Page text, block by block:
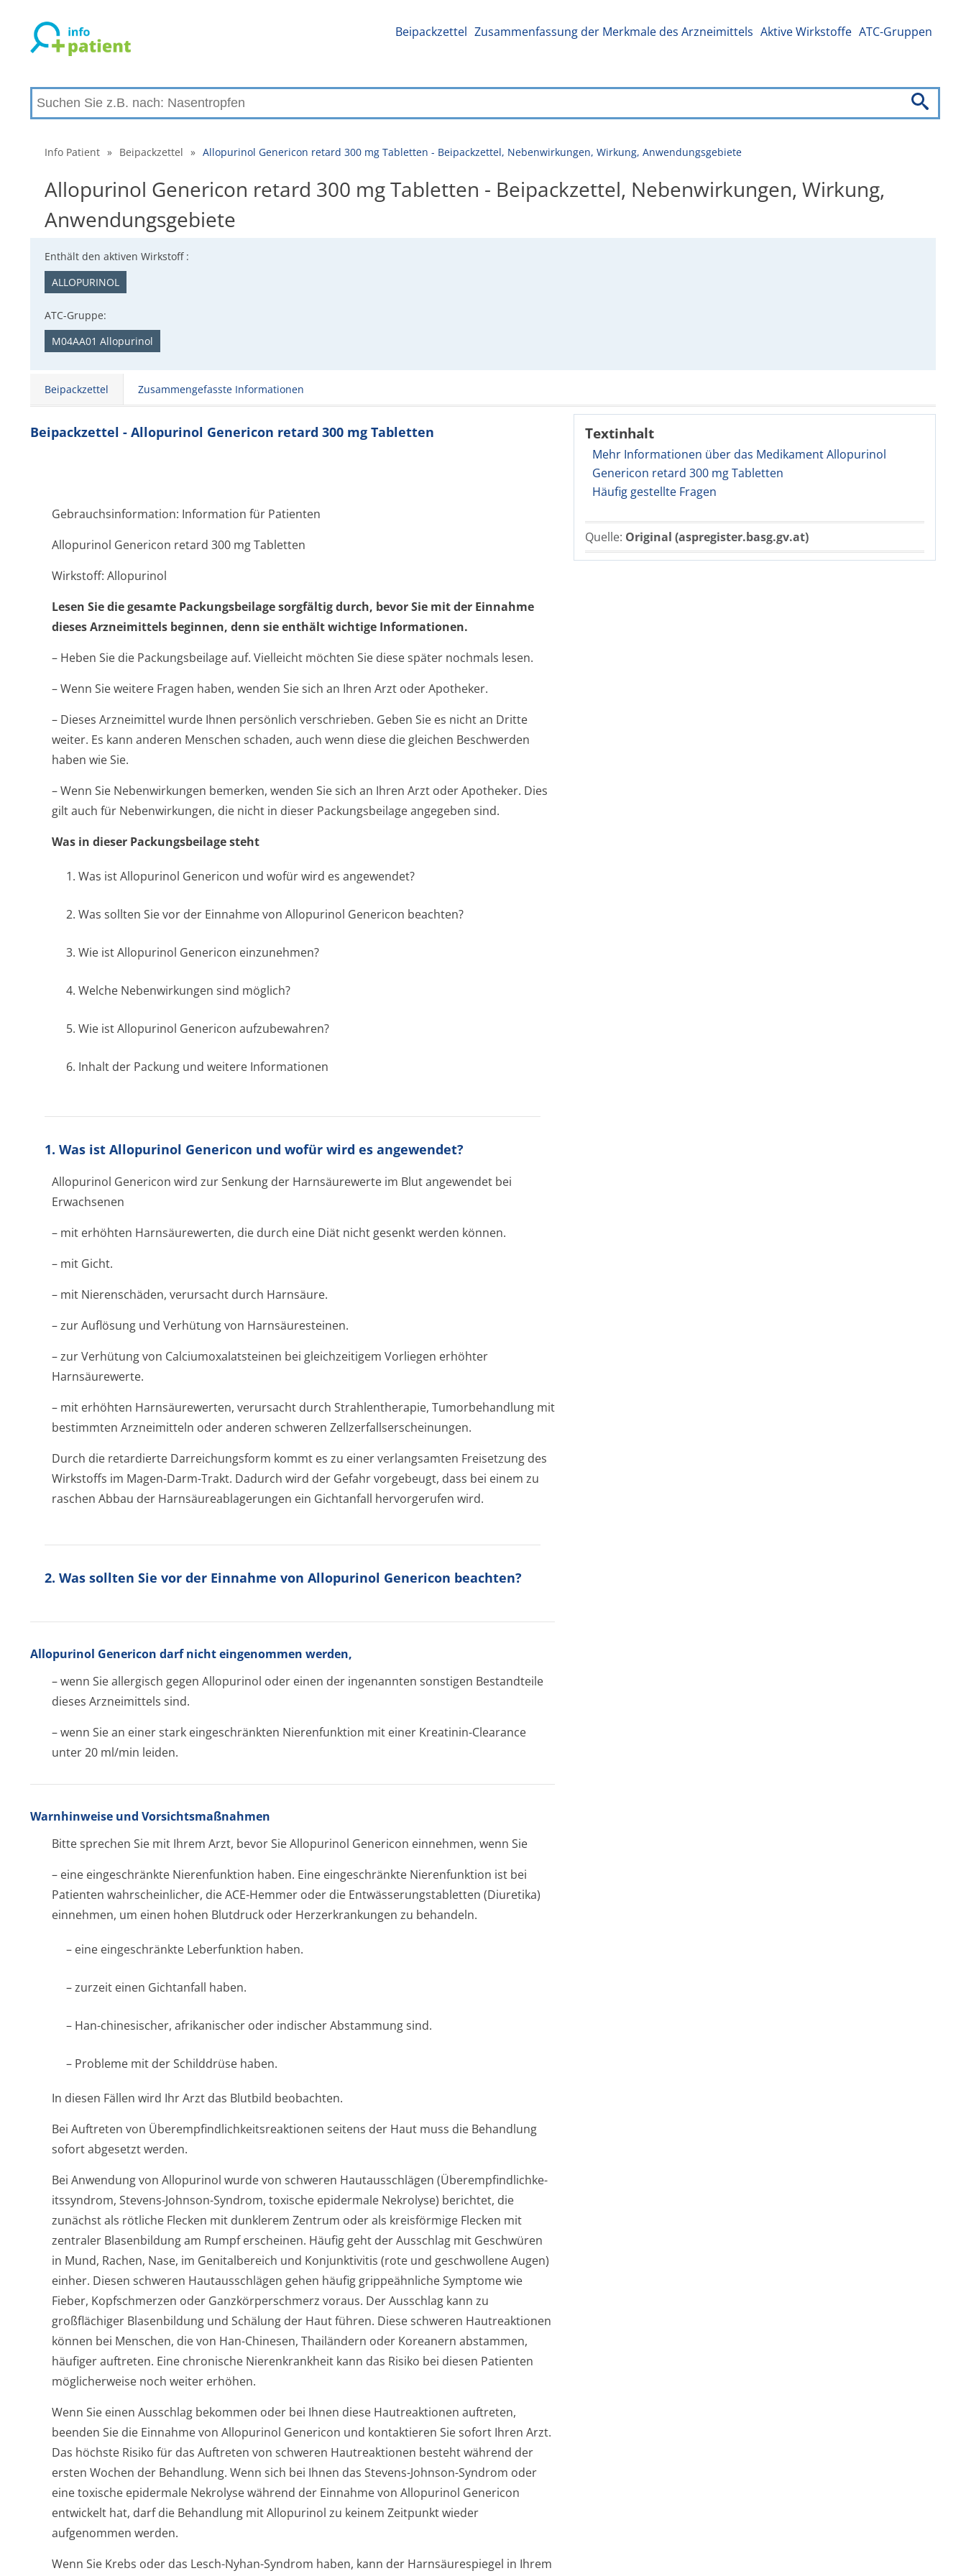
Beipackzettel Zusammenfassung der Merkmale des Arzneimittels Aktive Wirkstoffe ATC-Gruppen
Info Patient » Beipackzettel » Allopurinol Genericon retard 300 mg Tabletten - Beipackzettel, Nebenwirkungen, Wirkung, Anwendungsgebiete
Allopurinol Genericon retard 300 mg Tabletten - Beipackzettel, Nebenwirkungen, Wirkung,
Anwendungsgebiete
Enthält den aktiven Wirkstoff :
ALLOPURINOL
ATC-Gruppe:
M04AA01 Allopurinol
Beipackzettel Zusammengefasste Informationen
Textinhalt
Mehr Informationen über das Medikament Allopurinol
Genericon retard 300 mg Tabletten
Häufig gestellte Fragen
Quelle: Original (aspregister.basg.gv.at)
Beipackzettel - Allopurinol Genericon retard 300 mg Tabletten
Gebrauchsinformation: Information für Patienten
Allopurinol Genericon retard 300 mg Tabletten
Wirkstoff: Allopurinol
Lesen Sie die gesamte Packungsbeilage sorgfältig durch, bevor Sie mit der Einnahme
dieses Arzneimittels beginnen, denn sie enthält wichtige Informationen.
– Heben Sie die Packungsbeilage auf. Vielleicht möchten Sie diese später nochmals lesen.
– Wenn Sie weitere Fragen haben, wenden Sie sich an Ihren Arzt oder Apotheker.
– Dieses Arzneimittel wurde Ihnen persönlich verschrieben. Geben Sie es nicht an Dritte
weiter. Es kann anderen Menschen schaden, auch wenn diese die gleichen Beschwerden
haben wie Sie.
– Wenn Sie Nebenwirkungen bemerken, wenden Sie sich an Ihren Arzt oder Apotheker. Dies
gilt auch für Nebenwirkungen, die nicht in dieser Packungsbeilage angegeben sind.
Was in dieser Packungsbeilage steht
1. Was ist Allopurinol Genericon und wofür wird es angewendet?
2. Was sollten Sie vor der Einnahme von Allopurinol Genericon beachten?
3. Wie ist Allopurinol Genericon einzunehmen?
4. Welche Nebenwirkungen sind möglich?
5. Wie ist Allopurinol Genericon aufzubewahren?
6. Inhalt der Packung und weitere Informationen
1. Was ist Allopurinol Genericon und wofür wird es angewendet?
Allopurinol Genericon wird zur Senkung der Harnsäurewerte im Blut angewendet bei
Erwachsenen
– mit erhöhten Harnsäurewerten, die durch eine Diät nicht gesenkt werden können.
– mit Gicht.
– mit Nierenschäden, verursacht durch Harnsäure.
– zur Auflösung und Verhütung von Harnsäuresteinen.
– zur Verhütung von Calciumoxalat­steinen bei gleichzeitigem Vorliegen erhöhter
Harnsäurewerte.
– mit erhöhten Harnsäurewerten, verursacht durch Strahlentherapie, Tumorbehandlung mit
bestimmten Arzneimitteln oder anderen schweren Zellzerfallser­scheinungen.
Durch die retardierte Darreichungsform kommt es zu einer verlangsamten Freisetzung des
Wirkstoffs im Magen-Darm-Trakt. Dadurch wird der Gefahr vorgebeugt, dass bei einem zu
raschen Abbau der Harnsäureabla­gerungen ein Gichtanfall hervorgerufen wird.
2. Was sollten Sie vor der Einnahme von Allopurinol Genericon beachten?
Allopurinol Genericon darf nicht eingenommen werden,
– wenn Sie allergisch gegen Allopurinol oder einen der ingenannten sonstigen Bestandteile
dieses Arzneimittels sind.
– wenn Sie an einer stark eingeschränkten Nierenfunktion mit einer Kreatinin-Clearance
unter 20 ml/min leiden.
Warnhinweise und Vorsichtsmaßnahmen
Bitte sprechen Sie mit Ihrem Arzt, bevor Sie Allopurinol Genericon einnehmen, wenn Sie
– eine eingeschränkte Nierenfunktion haben. Eine eingeschränkte Nierenfunktion ist bei
Patienten wahrscheinlicher, die ACE-Hemmer oder die Entwässerungsta­bletten (Diuretika)
einnehmen, um einen hohen Blutdruck oder Herzerkrankungen zu behandeln.
– eine eingeschränkte Leberfunktion haben.
– zurzeit einen Gichtanfall haben.
– Han-chinesischer, afrikanischer oder indischer Abstammung sind.
– Probleme mit der Schilddrüse haben.
In diesen Fällen wird Ihr Arzt das Blutbild beobachten.
Bei Auftreten von Überempfindlichke­itsreaktionen seitens der Haut muss die Behandlung
sofort abgesetzt werden.
Bei Anwendung von Allopurinol wurde von schweren Hautausschlägen (Überempfindlichke­
itssyndrom, Stevens-Johnson-Syndrom, toxische epidermale Nekrolyse) berichtet, die
zunächst als rötliche Flecken mit dunklerem Zentrum oder als kreisförmige Flecken mit
zentraler Blasenbildung am Rumpf erscheinen. Häufig geht der Ausschlag mit Geschwüren
in Mund, Rachen, Nase, im Genitalbereich und Konjunktivitis (rote und geschwollene Augen)
einher. Diesen schweren Hautausschlägen gehen häufig grippeähnliche Symptome wie
Fieber, Kopfschmerzen oder Ganzkörperschmerz voraus. Der Ausschlag kann zu
großflächiger Blasenbildung und Schälung der Haut führen. Diese schweren Hautreaktionen
können bei Menschen, die von Han-Chinesen, Thailändern oder Koreanern abstammen,
häufiger auftreten. Eine chronische Nierenkrankheit kann das Risiko bei diesen Patienten
möglicherweise noch weiter erhöhen.
Wenn Sie einen Ausschlag bekommen oder bei Ihnen diese Hautreaktionen auftreten,
beenden Sie die Einnahme von Allopurinol Genericon und kontaktieren Sie sofort Ihren Arzt.
Das höchste Risiko für das Auftreten von schweren Hautreaktionen besteht während der
ersten Wochen der Behandlung. Wenn sich bei Ihnen das Stevens-Johnson-Syndrom oder
eine toxische epidermale Nekrolyse während der Einnahme von Allopurinol Genericon
entwickelt hat, darf die Behandlung mit Allopurinol zu keinem Zeitpunkt wieder
aufgenommen werden.
Wenn Sie Krebs oder das Lesch-Nyhan-Syndrom haben, kann der Harnsäurespiegel in Ihrem